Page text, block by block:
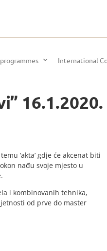
International
‘akta’ gdje će akcenat biti
nađu svoje mjesto u
i kombinovanih tehnika,
od prve do master